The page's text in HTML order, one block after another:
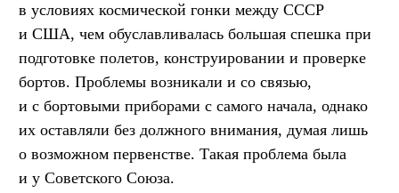
в условиях космической гонки между СССР
и США, чем обуславливалась большая спешка при
подготовке полетов, конструировании и проверке
бортов. Проблемы возникали и со связью,
и с бортовыми приборами с самого начала, однако
их оставляли без должного внимания, думая лишь
о возможном первенстве. Такая проблема была
и у Советского Союза.